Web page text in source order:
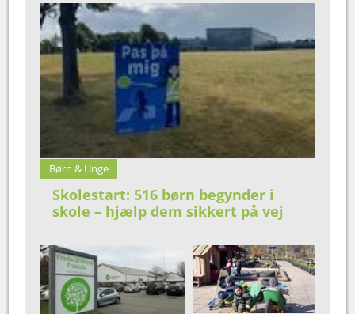
Børn & Unge
Skolestart: 516 børn begynder i
skole – hjælp dem sikkert på vej